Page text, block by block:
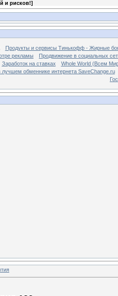
и рисков!]
Продукты и сервисы Тинькофф - Жирные
рекламы
Продвижение в социальных
Заработок на ставках
Whole World (Всем
обменнике интернета SaveChange.ru